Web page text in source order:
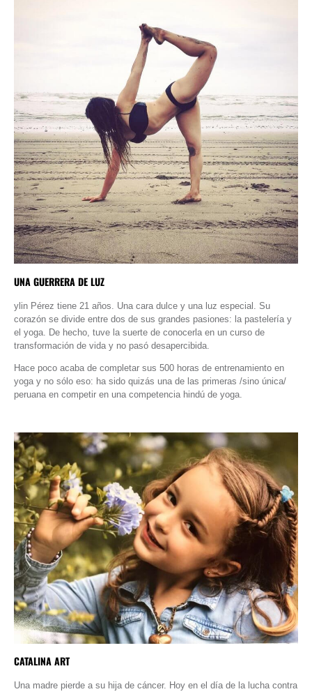
UNA GUERRERA DE LUZ
ylin Pérez tiene 21 años. Una cara dulce y una luz especial. Su
corazón se divide entre dos de sus grandes pasiones: la pastelería y
el yoga. De hecho, tuve la suerte de conocerla en un curso de
transformación de vida y no pasó desapercibida.
Hace poco acaba de completar sus 500 horas de entrenamiento en
yoga y no sólo eso: ha sido quizás una de las primeras /sino única/
peruana en competir en una competencia hindú de yoga.
CATALINA ART
Una madre pierde a su hija de cáncer. Hoy en el día de la lucha contra